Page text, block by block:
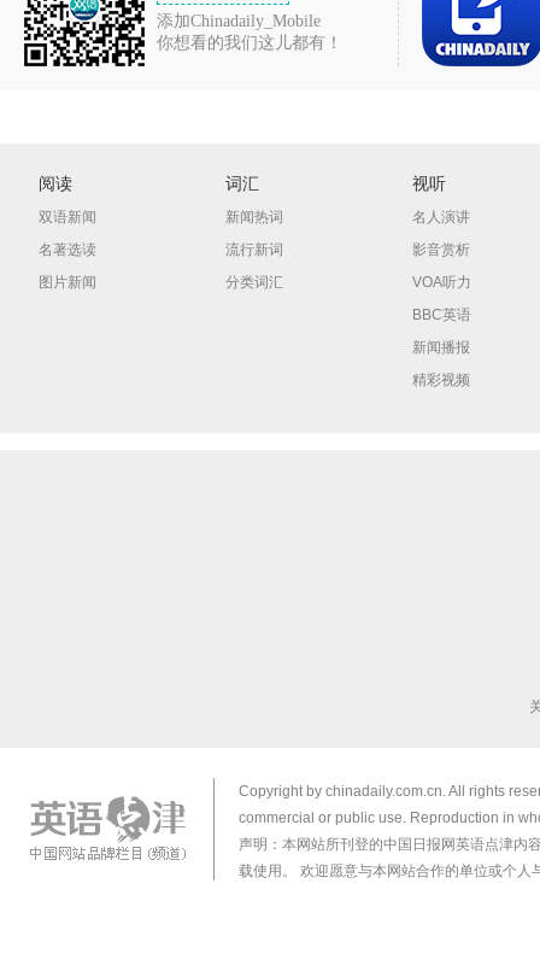
添加Chinadaily_Mobile
你想看的我们这儿都有！
阅读
双语新闻
名著选读
图片新闻
词汇
新闻热词
流行新词
分类词汇
视听
名人演讲
影音赏析
VOA听力
BBC英语
新闻播报
精彩视频
Copyright by chinadaily.com.cn. All rights
commercial or public use. Reproduction in
声明：本网站所刊登的中国日报网英语点津内
载使用。 欢迎愿意与本网站合作的单位或个人